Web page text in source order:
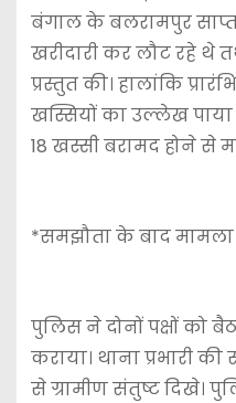
बंगाल के बलरामपुर
खरीदारी कर लौट रहे थे
प्रस्तुत की। हालांकि
खस्सियों का उल्लेख
18 खस्सी बरामद होने से
*समझौता के बाद मामला
पुलिस ने दोनों पक्षों को
कराया। थाना प्रभारी
से ग्रामीण संतुष्ट दिखे।